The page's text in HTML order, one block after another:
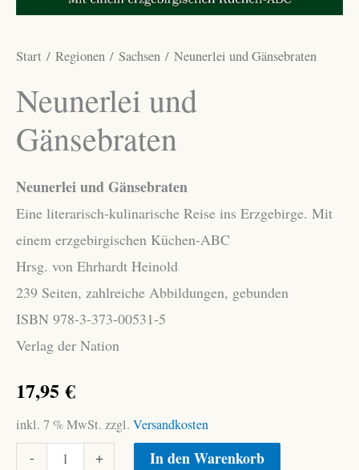
Start / Regionen / Sachsen / Neunerlei und Gänsebraten
Neunerlei und
Gänsebraten
Neunerlei und Gänsebraten
Eine literarisch-kulinarische Reise ins Erzgebirge. Mit
einem erzgebirgischen Küchen-ABC
Hrsg. von Ehrhardt Heinold
239 Seiten, zahlreiche Abbildungen, gebunden
ISBN 978-3-373-00531-5
Verlag der Nation
17,95€
inkl. 7 % MwSt. zzgl. Versandkosten
-
Neunerlei
+ In den Warenkorb